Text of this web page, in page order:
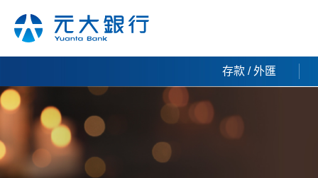
存款 / 外匯